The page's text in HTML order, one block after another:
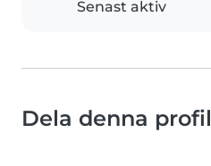
Senast aktiv
Dela denna profil